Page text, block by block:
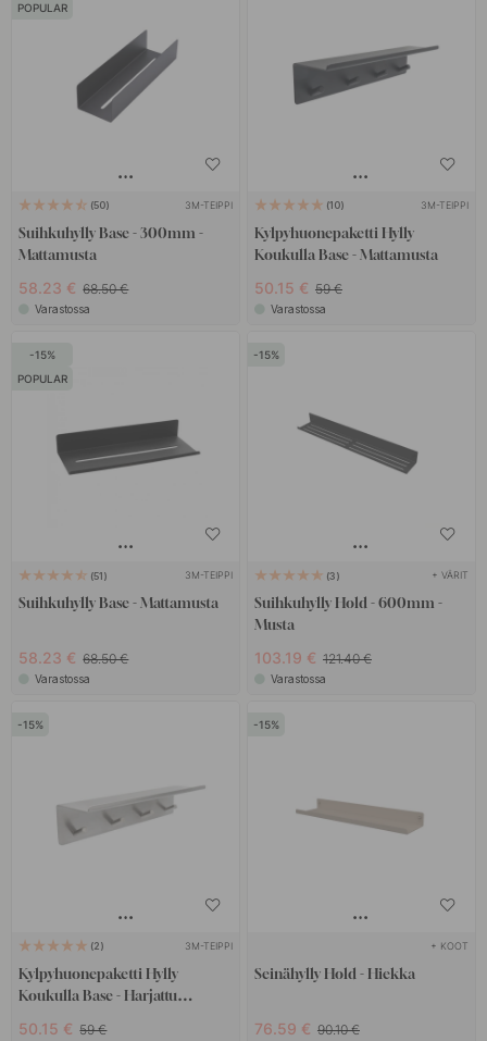
POPULAR
50 3M-TEIPPI
Suihkuhylly Base - 300mm -
Mattamusta
58.23 € 68.50 €
Varastossa
10 3M-TEIPPI
Kylpyhuonepaketti Hylly
Koukulla Base - Mattamusta
50.15 € 59 €
Varastossa
15
POPULAR
51 3M-TEIPPI
Suihkuhylly Base - Mattamusta
58.23 € 68.50 €
Varastossa
15
3 + VÄRIT
Suihkuhylly Hold - 600mm -
Musta
103.19 € 121.40 €
Varastossa
15
2 3M-TEIPPI
Kylpyhuonepaketti Hylly
Koukulla Base - Harjattu
50.15 € 59 €
15
+ KOOT
Seinähylly Hold - Hiekka
76.59 € 90.10 €